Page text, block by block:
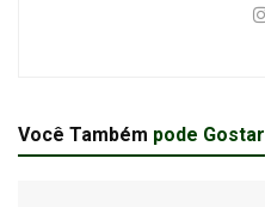
Você Também pode Gostar